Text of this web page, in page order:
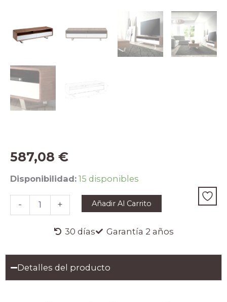
587,08 €
Disponibilidad: 15 disponibles
-
Mueble
madera
blanco,
nogal
cantidad
+ Añadir Al Carrito
30 días Garantía 2 años
Detalles del producto